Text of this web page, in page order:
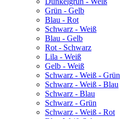
Grün - Gelb
Blau - Rot
Schwarz - Weiß
Blau - Gelb
Rot - Schwarz
Lila - Weiß
Gelb - Weiß
Schwarz - Weiß - Grün
Schwarz - Weiß - Blau
Schwarz - Blau
Schwarz - Grün
Schwarz - Weiß - Rot